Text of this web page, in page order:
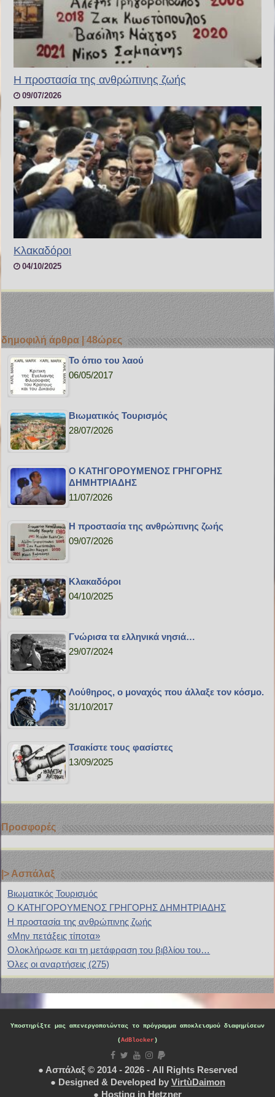
H προστασία της ανθρώπινης ζωής
09/07/2026
Κλακαδόροι
04/10/2025
δημοφιλή άρθρα | 48ώρες
Το όπιο του λαού
06/05/2017
Bιωματικός Τουρισμός
28/07/2026
Ο ΚΑΤΗΓΟΡΟΥΜΕΝΟΣ ΓΡΗΓΟΡΗΣ
ΔΗΜΗΤΡΙΑΔΗΣ
11/07/2026
H προστασία της ανθρώπινης ζωής
09/07/2026
Κλακαδόροι
04/10/2025
Γνώρισα τα ελληνικά νησιά…
29/07/2024
Λούθηρος, ο μοναχός που άλλαξε τον κόσμο.
31/10/2017
Τσακίστε τους φασίστες
13/09/2025
Προσφορές
|> Ασπάλαξ
Bιωματικός Τουρισμός
Ο ΚΑΤΗΓΟΡΟΥΜΕΝΟΣ ΓΡΗΓΟΡΗΣ ΔΗΜΗΤΡΙΑΔΗΣ
H προστασία της ανθρώπινης ζωής
«Μην πετάξεις τίποτα»
Ολοκλήρωσε και τη μετάφραση του βιβλίου του…
Όλες οι αναρτήσεις (275)
Υποστηρίξτε μας απενεργοποιώντας το πρόγραμμα αποκλεισμού διαφημίσεων
(AdBlocker)
● Ασπάλαξ © 2014 - 2026 - All Rights Reserved
● Designed & Developed by VirtùDaimon
● Hosting in Hetzner